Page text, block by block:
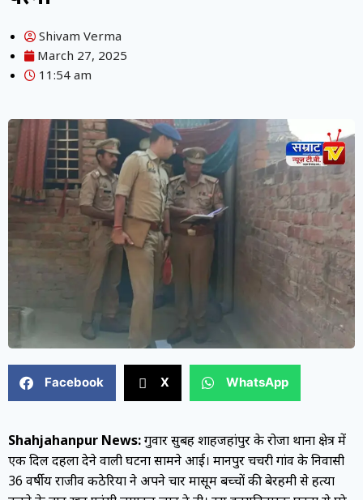
Shivam Verma
March 27, 2025
11:54 am
Facebook X WhatsApp
Shahjahanpur News:गुरुवार सुबह शाहजहांपुर के रोजा थाना क्षेत्र में
एक दिल दहला देने वाली घटना सामने आई। मानपुर चचरी गांव के निवासी
36 वर्षीय राजीव कठेरिया ने अपने चार मासूम बच्चों की बेरहमी से हत्या